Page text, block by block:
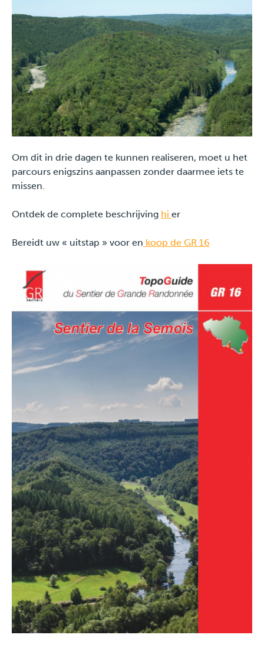
Om dit in drie dagen te kunnen realiseren, moet u het
parcours enigszins aanpassen zonder daarmee iets te
missen.
Ontdek de complete beschrijving hi er
Bereidt uw « uitstap » voor en koop de GR 16